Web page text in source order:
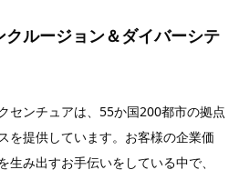
ルージョン＆ダイバーシテ
センチュアは、55か国200都市の拠点
を提供しています。お客様の企業価
み出すお手伝いをしている中で、